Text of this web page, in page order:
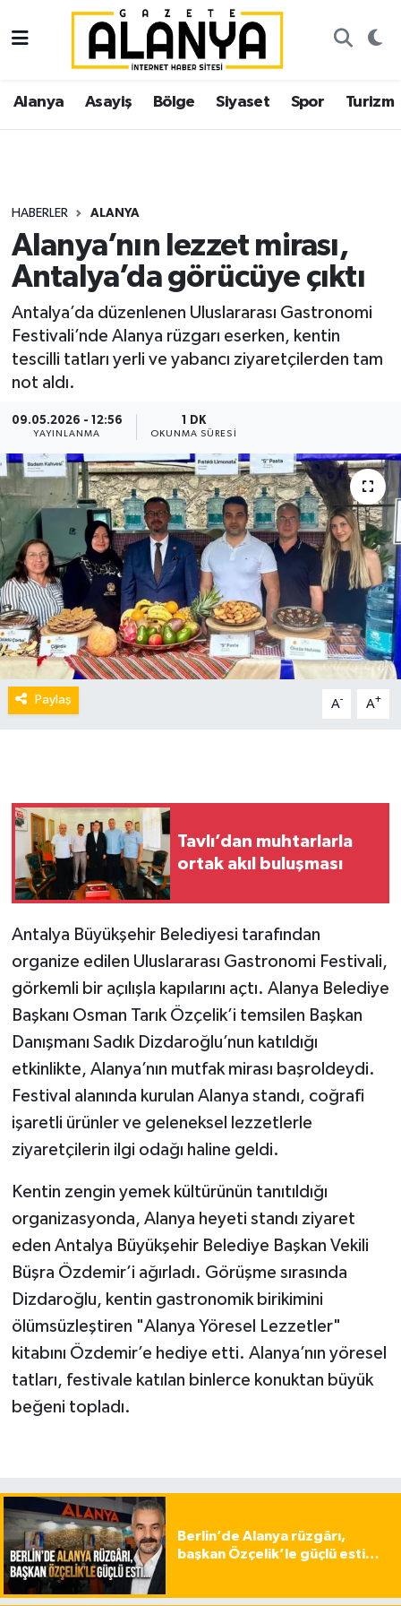
Alanya Asayiş Bölge Siyaset Spor Turizm
HABERLER ALANYA
Alanya’nın lezzet mirası,
Antalya’da görücüye çıktı
Antalya’da düzenlenen Uluslararası Gastronomi
Festivali’nde Alanya rüzgarı eserken, kentin
tescilli tatları yerli ve yabancı ziyaretçilerden tam
not aldı.
09.05.2026 - 12:56
YAYINLANMA
1 DK
OKUNMA SÜRESI
Paylaş A- A+
Tavlı’dan muhtarlarla
ortak akıl buluşması
Antalya Büyükşehir Belediyesi tarafından
organize edilen Uluslararası Gastronomi Festivali,
görkemli bir açılışla kapılarını açtı. Alanya Belediye
Başkanı Osman Tarık Özçelik’i temsilen Başkan
Danışmanı Sadık Dizdaroğlu’nun katıldığı
etkinlikte, Alanya’nın mutfak mirası başroldeydi.
Festival alanında kurulan Alanya standı, coğrafi
işaretli ürünler ve geleneksel lezzetlerle
ziyaretçilerin ilgi odağı haline geldi.
Kentin zengin yemek kültürünün tanıtıldığı
organizasyonda, Alanya heyeti standı ziyaret
eden Antalya Büyükşehir Belediye Başkan Vekili
Büşra Özdemir’i ağırladı. Görüşme sırasında
Dizdaroğlu, kentin gastronomik birikimini
ölümsüzleştiren "Alanya Yöresel Lezzetler"
kitabını Özdemir’e hediye etti. Alanya’nın yöresel
tatları, festivale katılan binlerce konuktan büyük
beğeni topladı.
Berlin’de Alanya rüzgârı,
başkan Özçelik’le güçlü esti…
Alanya
Asayiş
Siyaset
Spor
Turizm
Ekonomi
Gazipaşa
İstanbul Nöbetçi Eczaneler
İstanbul Hava Durumu
Süper Lig Puan Durumu ve Fikstür
Tüm Manşetler
Son Dakika Haberleri
Haber Arşivi